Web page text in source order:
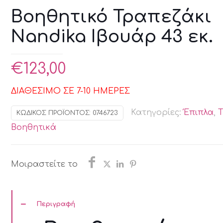
Βοηθητικό Τραπεζάκι
Nandika Ιβουάρ 43 εκ.
€123,00
ΔΙΑΘΕΣΙΜΟ ΣΕ 7-10 ΗΜΕΡΕΣ
ΚΩΔΙΚΌΣ ΠΡΟΪΌΝΤΟΣ: 0746723 Κατηγορίες:Έπιπλα,
Βοηθητικά
Μοιραστείτε το
Περιγραφή